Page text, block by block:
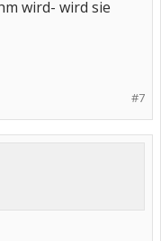
wird- wird sie
#7